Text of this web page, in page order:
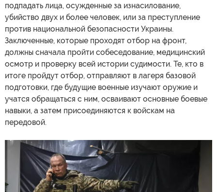
подпадать лица, осужденные за изнасилование,
убийство двух и более человек, или за преступление
против национальной безопасности Украины.
Заключенные, которые проходят отбор на фронт,
должны сначала пройти собеседование, медицинский
осмотр и проверку всей истории судимости. Те, кто в
итоге пройдут отбор, отправляют в лагеря базовой
подготовки, где будущие военные изучают оружие и
учатся обращаться с ним, осваивают основные боевые
навыки, а затем присоединяются к войскам на
передовой.